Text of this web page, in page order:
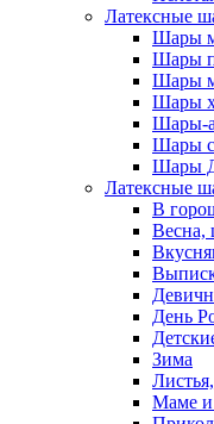
Латексные
Шары
Шары
Шары
Шары
Шары-
Шары с
Шары
Латексные
В
Весна,
День
Зима
Маме и